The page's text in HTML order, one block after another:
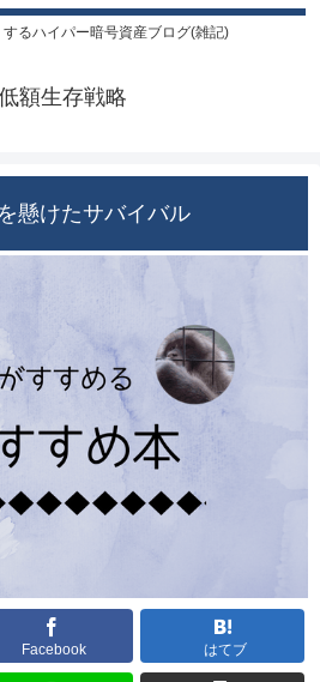
るハイパー暗号資産ブログ(雑記)
額生存戦略
懸けたサバイバル
Facebook はてブ